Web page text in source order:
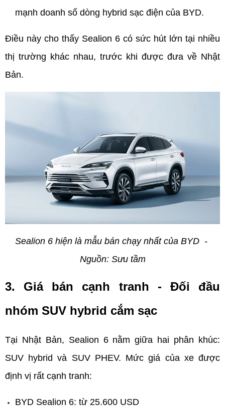
mạnh doanh số dòng hybrid sạc điện của BYD.
Điều này cho thấy Sealion 6 có sức hút lớn tại nhiều
thị trường khác nhau, trước khi được đưa về Nhật
Bản.
Sealion 6 hiện là mẫu bán chạy nhất của BYD  -
Nguồn: Sưu tầm
3. Giá bán cạnh tranh - Đối đầu
nhóm SUV hybrid cắm sạc
Tại Nhật Bản, Sealion 6 nằm giữa hai phân khúc:
SUV hybrid và SUV PHEV. Mức giá của xe được
định vị rất cạnh tranh:
BYD Sealion 6: từ 25.600 USD